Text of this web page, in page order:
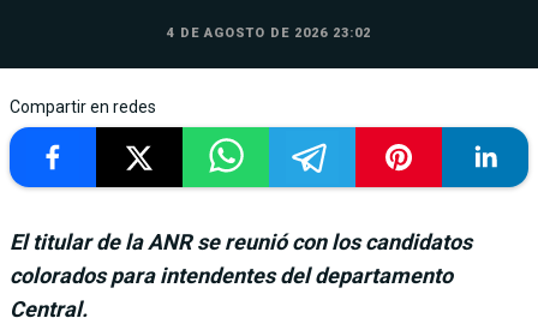
4 DE AGOSTO DE 2026 23:02
Compartir en redes
El titular de la ANR se reunió con los candidatos
colorados para intendentes del departamento
Central.